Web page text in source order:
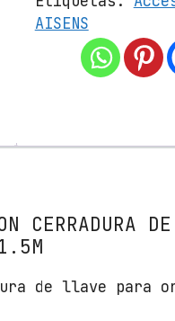
d
r
a
d
a
AISENS
CERRADURA
de llave para